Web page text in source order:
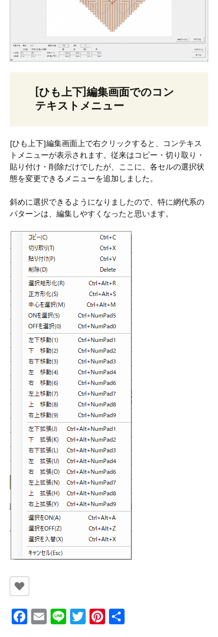
[ひも上下]編集画面でのコン
テキストメニュー
[ひも上下]編集画面上で右クリックすると、コンテキス
トメニューが表示されます。従来はコピー・切り取り・
貼り付け・削除だけでしたが、ここに、各セルの選択状
態を変更できるメニューを追加しました。
斜めに選択できるようになりましたので、特に網代系の
パターンは、編集しやすくなったと思います。
Fa E
Li T
Pi